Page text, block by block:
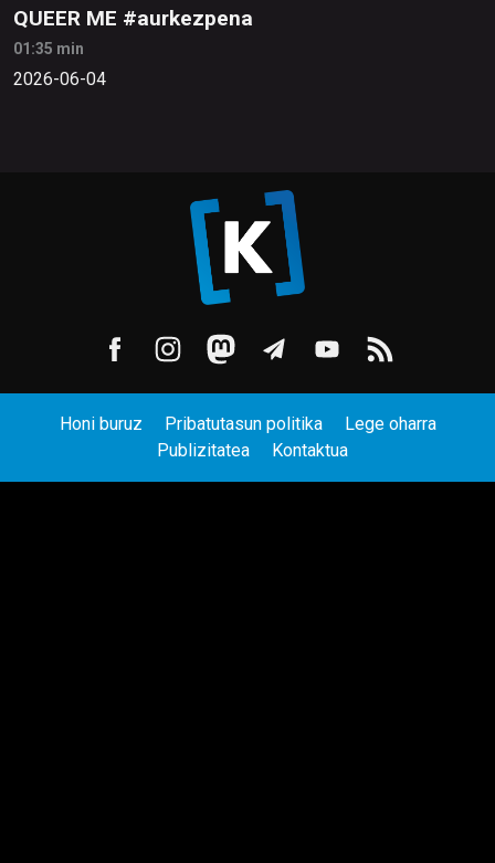
QUEER ME #aurkezpena
01:35 min
2026-06-04
Honi buruz Pribatutasun politika
Lege oharra
Publizitatea
Kontaktua